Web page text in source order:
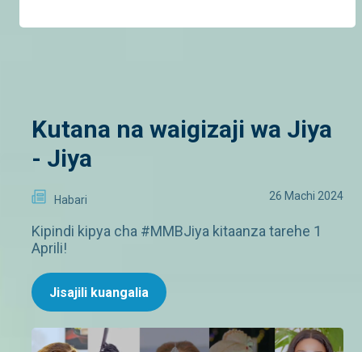
Kutana na waigizaji wa Jiya
- Jiya
Habari 26 Machi 2024
Kipindi kipya cha #MMBJiya kitaanza tarehe 1
Aprili!
Jisajili kuangalia